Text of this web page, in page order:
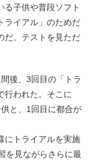
る子供や普段ソフト
ライアル」のためだ
だ。テストを見ただ
後、3回目の「トラ
行われた。そこに
と、1回目に都合が
にトライアルを実施
を見ながらさらに最